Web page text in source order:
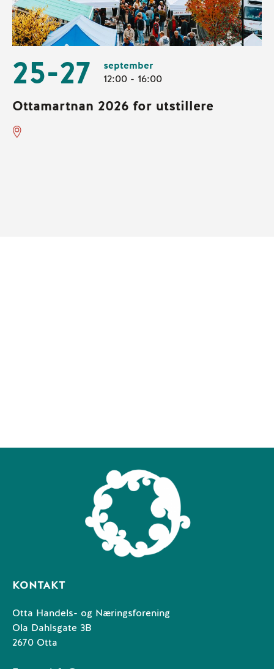
25-27
september
12:00 - 16:00
Ottamartnan 2026 for utstillere
KONTAKT
Otta Handels- og Næringsforening
Ola Dahlsgate 3B
2670 Otta